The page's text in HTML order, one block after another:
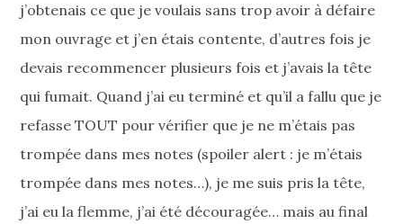
j’obtenais ce que je voulais sans trop avoir à défaire
mon ouvrage et j’en étais contente, d’autres fois je
devais recommencer plusieurs fois et j’avais la tête
qui fumait. Quand j’ai eu terminé et qu’il a fallu que je
refasse TOUT pour vérifier que je ne m’étais pas
trompée dans mes notes (spoiler alert : je m’étais
trompée dans mes notes…), je me suis pris la tête,
j’ai eu la flemme, j’ai été découragée… mais au final